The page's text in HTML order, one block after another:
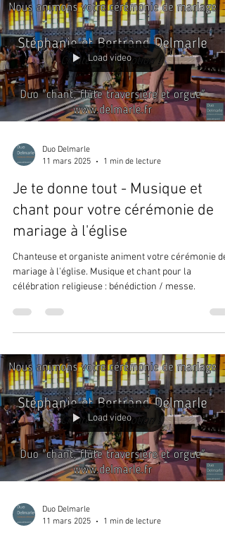
Load video
Duo Delmarle
11 mars 2025
1 min de lecture
Je te donne tout - Musique et
chant pour votre cérémonie de
mariage à l'église
Chanteuse et organiste animent votre cérémonie de
mariage à l'église. Musique et chant pour la
célébration religieuse : bénédiction / messe.
Load video
Duo Delmarle
11 mars 2025
1 min de lecture